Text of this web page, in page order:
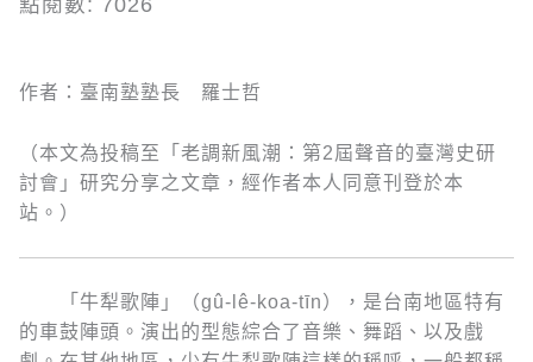
點閱數: 7026
作者：臺南塾塾長 羅士哲
（本文為投稿至「老調新風潮：第2屆聲音的臺灣史研
討會」研究分享之文章，經作者本人同意刊登於本
站。）
「牛犁歌陣」（gû-lê-koa-tīn），是台南地區特有
的車鼓陣頭。演出的型態綜合了音樂、舞蹈、以及戲